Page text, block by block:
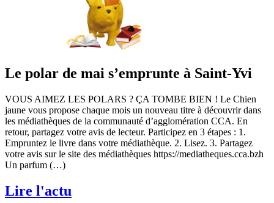
Le polar de mai s’emprunte à Saint-Yvi
VOUS AIMEZ LES POLARS ? ÇA TOMBE BIEN ! Le Chien
jaune vous propose chaque mois un nouveau titre à découvrir dans
les médiathèques de la communauté d’agglomération CCA. En
retour, partagez votre avis de lecteur. Participez en 3 étapes : 1.
Empruntez le livre dans votre médiathèque. 2. Lisez. 3. Partagez
votre avis sur le site des médiathèques https://mediatheques.cca.bzh
Un parfum (…)
Lire l'actu